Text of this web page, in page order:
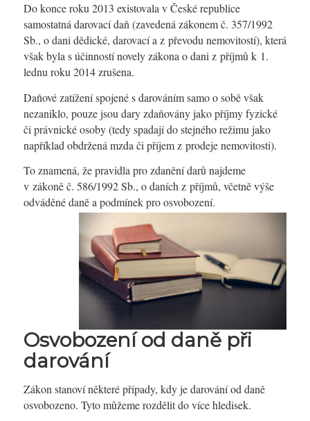
Do konce roku 2013 existovala v České republice
samostatná darovací daň (zavedená zákonem č. 357/1992
Sb., o dani dědické, darovací a z převodu nemovitostí), která
však byla s účinností novely zákona o dani z příjmů k 1.
lednu roku 2014 zrušena.
Daňové zatížení spojené s darováním samo o sobě však
nezaniklo, pouze jsou dary zdaňovány jako příjmy fyzické
či právnické osoby (tedy spadají do stejného režimu jako
například obdržená mzda či příjem z prodeje nemovitosti).
To znamená, že pravidla pro zdanění darů najdeme
v zákoně č. 586/1992 Sb., o daních z příjmů, včetně výše
odváděné daně a podmínek pro osvobození.
Osvobození od daně při
darování
Zákon stanoví některé případy, kdy je darování od daně
osvobozeno. Tyto můžeme rozdělit do více hledisek.